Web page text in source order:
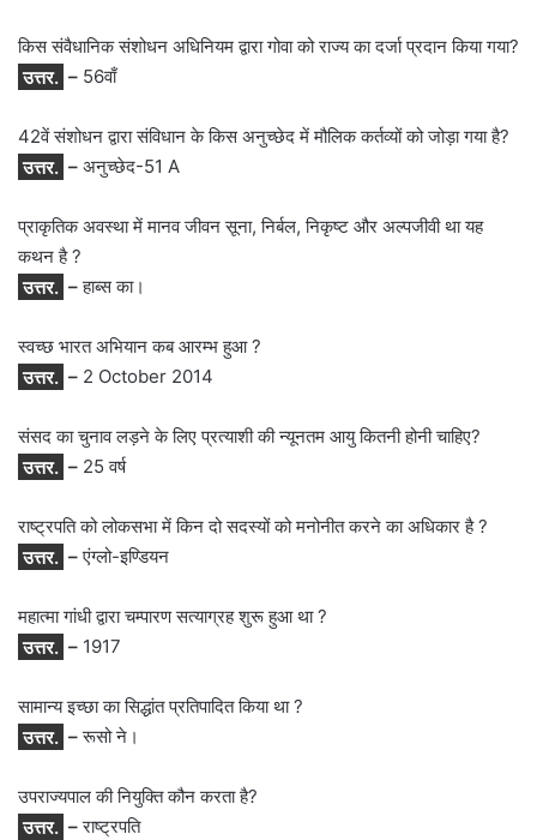
किस संवैधानिक संशोधन अधिनियम द्वारा गोवा को राज्य का दर्जा प्रदान किया गया?
उत्तर. – 56वाँ
42वें संशोधन द्वारा संविधान के किस अनुच्छेद में मौलिक कर्तव्यों को जोड़ा गया है?
उत्तर. – अनुच्छेद-51 A
प्राकृतिक अवस्था में मानव जीवन सूना, निर्बल, निकृष्ट और अल्पजीवी था यह
कथन है ?
उत्तर. –हाब्स का।
स्वच्छ भारत अभियान कब आरम्भ हुआ ?
उत्तर. – 2 October 2014
संसद का चुनाव लड़ने के लिए प्रत्याशी की न्यूनतम आयु कितनी होनी चाहिए?
उत्तर. – 25 वर्ष
राष्ट्रपति को लोकसभा में किन दो सदस्यों को मनोनीत करने का अधिकार है ?
उत्तर. –एंग्लो-इण्डियन
महात्मा गांधी द्वारा चम्पारण सत्याग्रह शुरू हुआ था ?
उत्तर. – 1917
सामान्य इच्छा का सिद्धांत प्रतिपादित किया था ?
उत्तर. –रूसो ने।
उपराज्यपाल की नियुक्ति कौन करता है?
उत्तर. –राष्ट्रपति